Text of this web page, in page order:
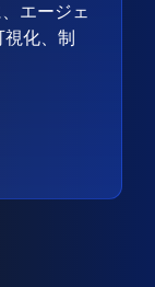
エージェ
化、制